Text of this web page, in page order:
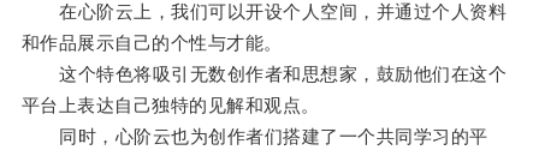
在心阶云上，我们可以开设个人空间，并通过个人资料
和作品展示自己的个性与才能。
这个特色将吸引无数创作者和思想家，鼓励他们在这个
平台上表达自己独特的见解和观点。
同时，心阶云也为创作者们搭建了一个共同学习的平